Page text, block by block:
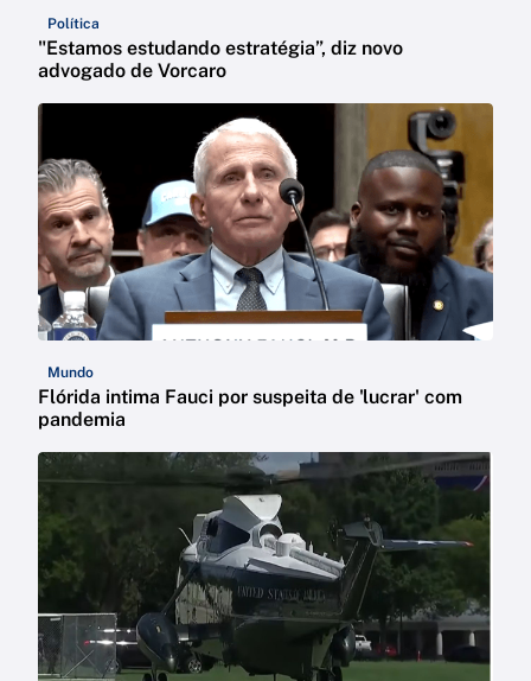
Política
"Estamos estudando estratégia”, diz novo
advogado de Vorcaro
Mundo
Flórida intima Fauci por suspeita de 'lucrar' com
pandemia